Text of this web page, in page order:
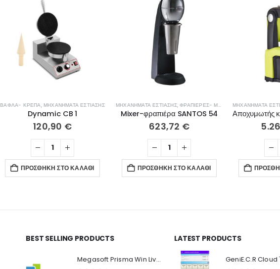
ΒΆΦΛΑ- ΚΡΈΠΑ, ΜΗΧΑΝΉΜΑΤΑ ΕΣΤΊΑΣΗΣ
Dynamic CB 1
120,90 €
ΠΡΟΣΘΉΚΗ ΣΤΟ ΚΑΛΆΘΙ
ΜΗΧΑΝΉΜΑΤΑ ΕΣΤΊΑΣΗΣ,ΦΡΑΠΙΈΡΕΣ- ΜΠΛΈΝΤΕΡ- ΑΠΟΧΥΜΩΤΈΣ
Mixer-φραπιέρα SANTOS 54
623,72 €
ΠΡΟΣΘΉΚΗ ΣΤΟ ΚΑΛΆΘΙ
ΜΗΧΑΝΉΜΑΤΑ
BEST SELLING PRODUCTS
Megasoft Prisma Win Live Viewer
LATEST PRODUCTS
Ο Λογαριασμός μου